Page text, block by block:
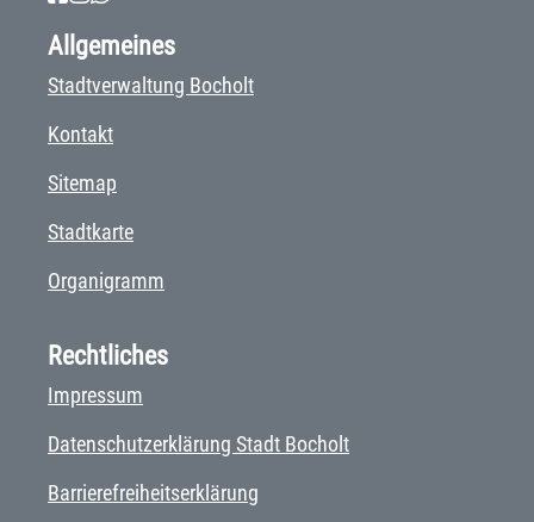
Allgemeines
Stadtverwaltung Bocholt
Kontakt
Sitemap
Stadtkarte
Organigramm
Rechtliches
Impressum
Datenschutzerklärung Stadt Bocholt
Barrierefreiheitserklärung